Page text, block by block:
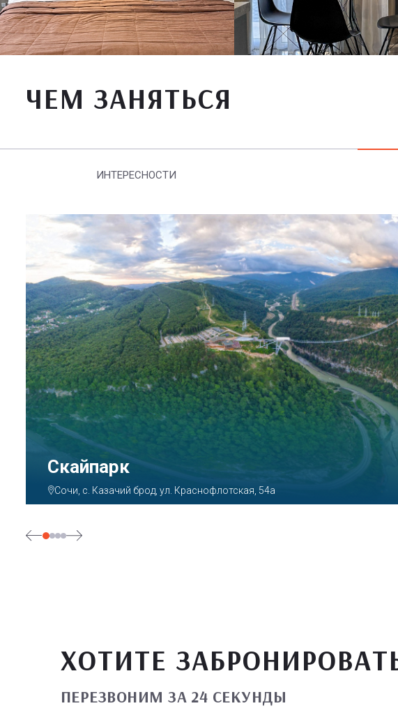
ЧЕМ ЗАНЯТЬСЯ
ИНТЕРЕСНОСТИ
Парк «Ривьера»
Сочи, ул. Егорова, 1/6, микрорайон Центральный
ХОТИТЕ
ПЕРЕЗВОНИМ ЗА 24 СЕКУНДЫ